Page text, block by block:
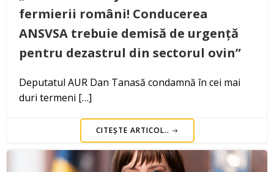
fermierii români! Conducerea
ANSVSA trebuie demisă de urgență
pentru dezastrul din sectorul ovin”
Deputatul AUR Dan Tanasă condamnă în cei mai
duri termeni […]
CITEȘTE ARTICOL..